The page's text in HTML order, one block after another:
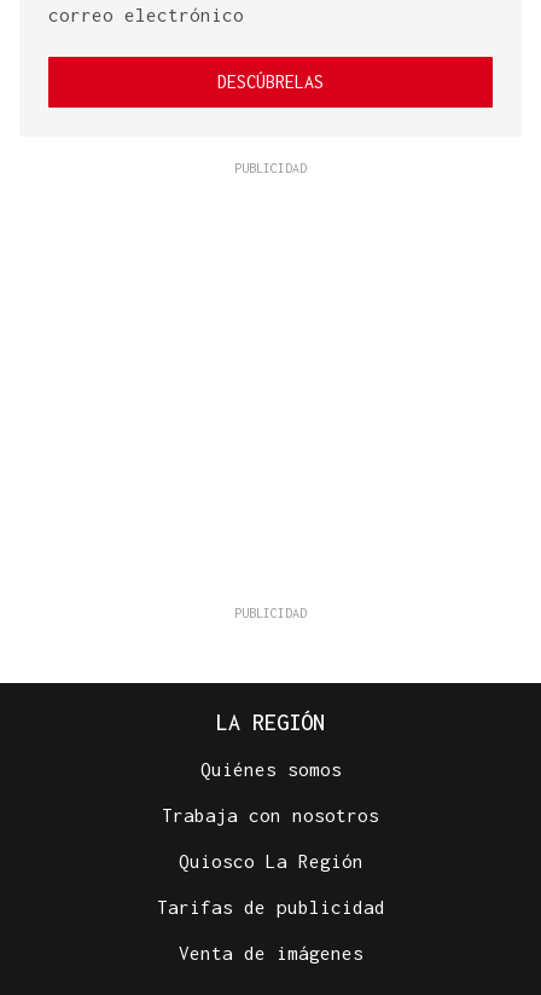
correo electrónico
DESCÚBRELAS
LA REGIÓN
Quiénes somos
Trabaja con nosotros
Quiosco La Región
Tarifas de publicidad
Venta de imágenes